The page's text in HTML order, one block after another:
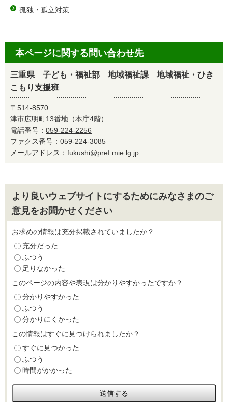
孤独・孤立対策
本ページに関する問い合わせ先
三重県 子ども・福祉部 地域福祉課 地域福祉・ひき
こもり支援班
〒514-8570
津市広明町13番地（本庁4階）
電話番号： 059-224-2256
ファクス番号：059-224-3085
メールアドレス： fukushi@pref.mie.lg.jp
より良いウェブサイトにするためにみなさまのご
意見をお聞かせください
お求めの情報は充分掲載されていましたか？
充分だった
ふつう
足りなかった
このページの内容や表現は分かりやすかったですか？
分かりやすかった
ふつう
分かりにくかった
この情報はすぐに見つけられましたか？
すぐに見つかった
ふつう
時間がかかった